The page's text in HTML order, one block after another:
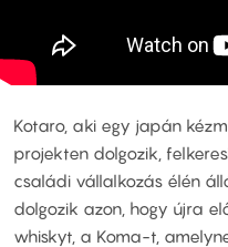
Kotaro, aki egy japán
projekten dolgozik,
családi vállalkozás élén
dolgozik azon, hogy újra
whiskyt, a Koma-t,